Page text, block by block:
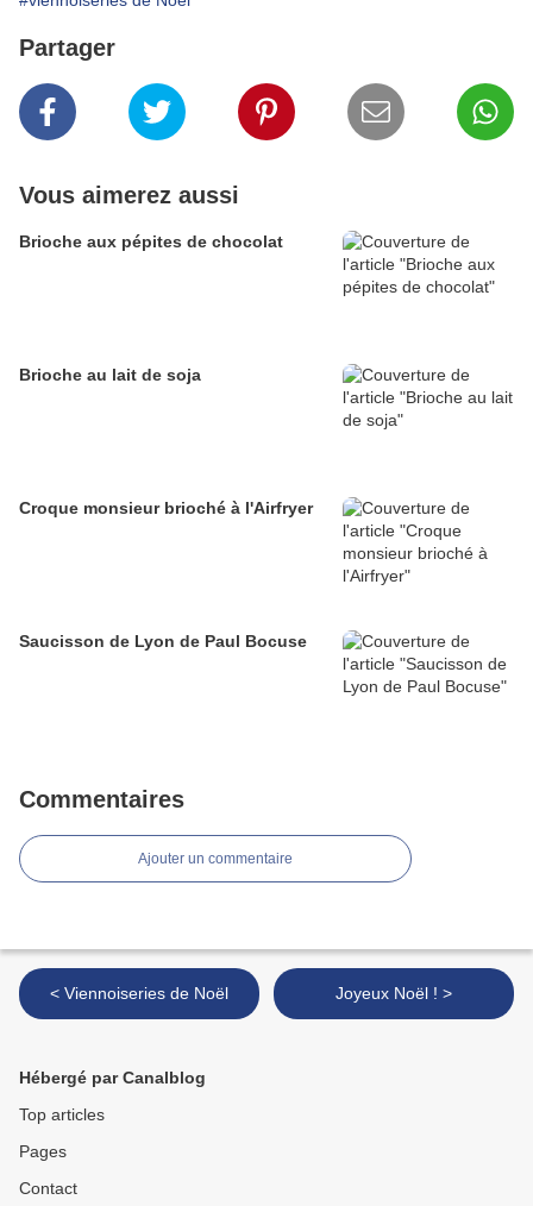
Partager
Vous aimerez aussi
Brioche aux pépites de chocolat
Brioche au lait de soja
Croque monsieur brioché à l'Airfryer
Saucisson de Lyon de Paul Bocuse
Commentaires
Ajouter un commentaire
< Viennoiseries de Noël Joyeux Noël ! >
Hébergé par Canalblog
Top articles
Pages
Contact